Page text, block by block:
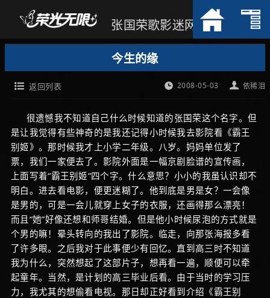
张国荣歌影迷网
今生的缘
依稀泪
2008-05-03
返回列表
很遗憾我不知道自己什么时候知道的张国荣这个名字。但
是让我觉得有些神奇的是我还记得小时候我去影院看《霸王
别姬》。那时候我才上小学二年级。八岁。妈妈单位发了
票，我们一家便去了。影院外面是一幅京剧脸谱的宣传画，
上面写着“霸王别姬”四个字。什么意思？小小的我虽认识却不
明白。进去看电影，便更迷糊了。他到底是男是女？一会像
是男的，可是一会儿就穿上女子的衣服，还画得那么漂亮！
而且“她”好像还想和师哥结婚。但是他小时候尿泡的方式就是
个男的嘛！晕头转向的我出了影院。临走，向那张海报多看
了许多眼。之后我对于此事便少有回忆。直到高三时不知道
我为什么，突然想起了这部片子，想再看一遍，顺便可以牵
起童年。当然，是计划的高三毕业后看。由于当时的学习压
力，我尤其的想偷看电视。那日却正好看到介绍《霸王别